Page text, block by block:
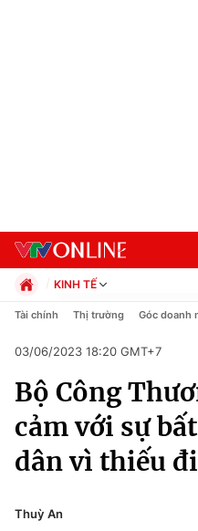
Chuyên mục
Chính trị
Xã hội
Pháp luật
KINH TẾ
Chính trị
Pháp luật
Kinh tế
Thể thao
Truyền hình
Văn hóa - Giải trí
Tài chính Thị trường Góc doanh
03/06/2023 18:20 GMT+7
Bộ Công
cảm với sự
dân vì thiếu
Thuỳ An